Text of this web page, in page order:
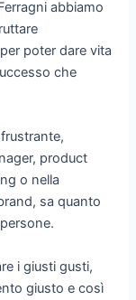
abbiamo
poter dare vita
che
product
o nella
sa quanto
i giusti gusti,
giusto e così